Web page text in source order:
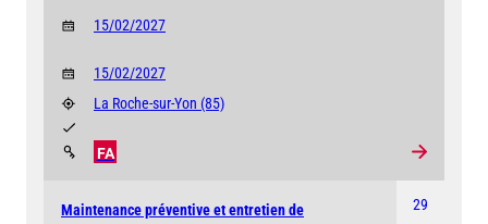
15/02/2027
15/02/2027
La Roche-sur-Yon (85)
FA
29
Maintenance préventive et entretien de